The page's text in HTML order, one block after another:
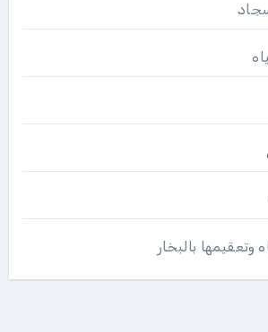
وتعقيمها بالبخار